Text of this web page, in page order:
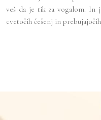
veš da je tik za vogalom. In
cvetočih češenj in